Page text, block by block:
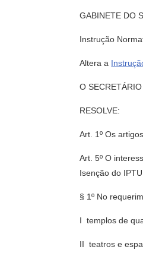
GABINETE DO
Instrução
Altera a
O
RESOLVE:
Art. 1º Os
Art. 5º O
Isenção do
§ 1º No
I  templos de
II  teatros e